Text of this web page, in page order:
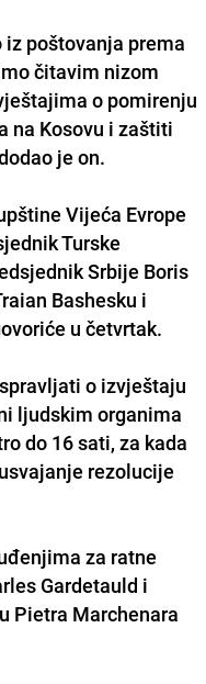
poštovanja prema
čitavim nizom
o pomirenju
na Kosovu i zaštiti
je on.
Vijeća Evrope
Turske
Srbije Boris
Bashesku i
u četvrtak.
o izvještaju
ljudskim organima
do 16 sati, za kada
rezolucije
za ratne
Gardetauld i
Pietra Marchenara